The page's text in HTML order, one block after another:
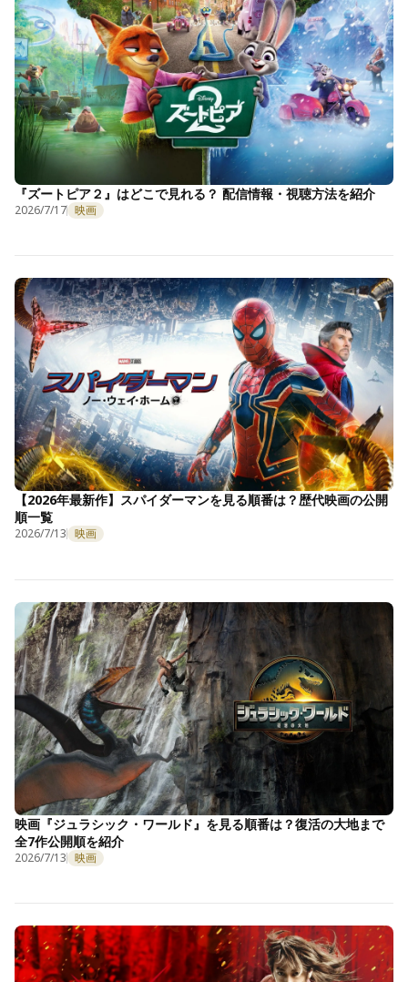
『ズートピア２』はどこで見れる？ 配信情報・視聴方法を紹介
2026/7/17 映画
【2026年最新作】スパイダーマンを見る順番は？歴代映画の公開
順一覧
2026/7/13 映画
映画『ジュラシック・ワールド』を見る順番は？復活の大地まで
全7作公開順を紹介
2026/7/13 映画